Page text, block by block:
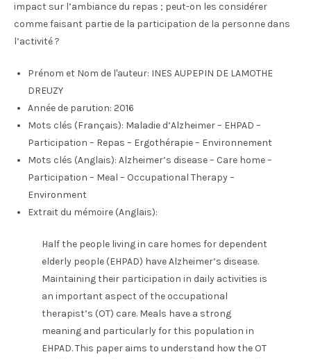
impact sur l’ambiance du repas ; peut-on les considérer
comme faisant partie de la participation de la personne dans
l’activité ?
Prénom et Nom de l'auteur: INES AUPEPIN DE LAMOTHE
DREUZY
Année de parution: 2016
Mots clés (Français): Maladie d’Alzheimer – EHPAD –
Participation – Repas – Ergothérapie – Environnement
Mots clés (Anglais): Alzheimer’s disease – Care home –
Participation – Meal – Occupational Therapy –
Environment
Extrait du mémoire (Anglais):
Half the people living in care homes for dependent
elderly people (EHPAD) have Alzheimer’s disease.
Maintaining their participation in daily activities is
an important aspect of the occupational
therapist’s (OT) care. Meals have a strong
meaning and particularly for this population in
EHPAD. This paper aims to understand how the OT